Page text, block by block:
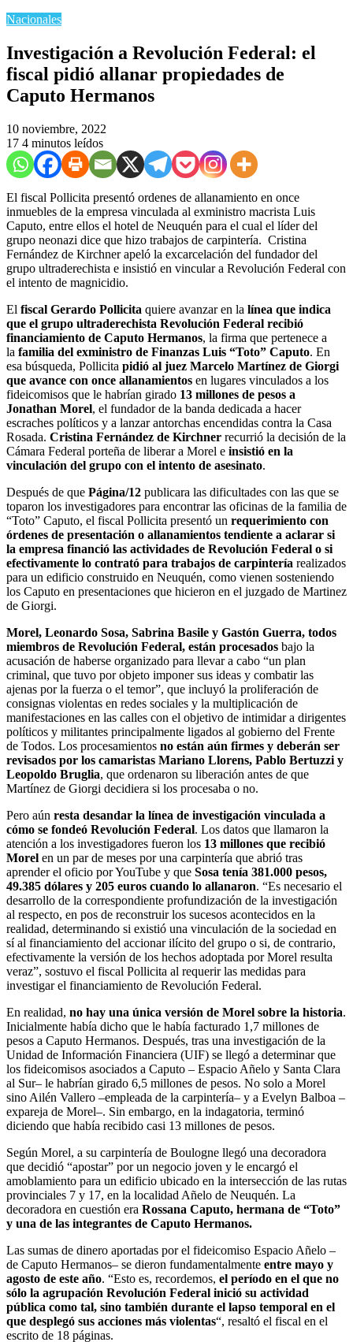
Investigación a Revolución Federal: el
fiscal pidió allanar propiedades de
Caputo Hermanos
10 noviembre, 2022
174 minutos leídos
El fiscal Pollicita presentó ordenes de allanamiento en once
inmuebles de la empresa vinculada al exministro macrista Luis
grupo neonazi dice que hizo trabajos de carpintería. Cristina
Fernández de Kirchner apeló la excarcelación del fundador del
grupo ultraderechista e insistió en vincular a Revolución Federal con
el intento de magnicidio.
Elfiscal Gerardo Pollicitaquiere avanzar en lalínea que indica
que el grupo ultraderechista Revolución Federal recibió
la familia del exministro de Finanzas Luis “Toto” Caputo. En
esa búsqueda, Pollicitapidió al juez Marcelo Martínez de Giorgi
que avance con once allanamientosen lugares vinculados a los
fideicomisos que le habrían girado13 millones de pesos a
Jonathan Morel, el fundador de la banda dedicada a hacer
escraches políticos y a lanzar antorchas encendidas contra la Casa
Rosada.Cristina Fernández de Kirchnerrecurrió la decisión de la
Cámara Federal porteña de liberar a Morel einsistió en la
vinculación del grupo con el intento de asesinato.
Después de que Página/12 publicara las dificultades con las que se
toparon los investigadores para encontrar las oficinas de la familia de
órdenes de presentación o allanamientos tendiente a aclarar si
la empresa financió las actividades de Revolución Federal o si
efectivamente lo contrató para trabajos de carpinteríarealizados
para un edificio construido en Neuquén, como vienen sosteniendo
los Caputo en presentaciones que hicieron en el juzgado de Martinez
de Giorgi.
Morel, Leonardo Sosa, Sabrina Basile y Gastón Guerra, todos
miembros de Revolución Federal, están procesados
criminal, que tuvo por objeto imponer sus ideas y combatir las
ajenas por la fuerza o el temor”, que incluyó la proliferación de
consignas violentas en redes sociales y la multiplicación de
manifestaciones en las calles con el objetivo de intimidar a dirigentes
políticos y militantes principalmente ligados al gobierno del Frente
de Todos. Los procesamientosno están aún firmes y deberán ser
revisados por los camaristas Mariano Llorens, Pablo Bertuzzi y
Leopoldo Bruglia, que ordenaron su liberación antes de que
Martínez de Giorgi decidiera si los procesaba o no.
Pero aúnresta desandar la línea de investigación vinculada a
cómo se fondeó Revolución Federal. Los datos que llamaron la
Morelen un par de meses por una carpintería que abrió tras
aprender el oficio por YouTube y queSosa tenía 381.000 pesos,
49.385 dólares y 205 euros cuando lo allanaron. “Es necesario el
desarrollo de la correspondiente profundización de la investigación
al respecto, en pos de reconstruir los sucesos acontecidos en la
realidad, determinando si existió una vinculación de la sociedad en
sí al financiamiento del accionar ilícito del grupo o si, de contrario,
efectivamente la versión de los hechos adoptada por Morel resulta
veraz”, sostuvo el fiscal Pollicita al requerir las medidas para
investigar el financiamiento de Revolución Federal.
En realidad,no hay una única versión de Morel sobre la historia
Inicialmente había dicho que le había facturado 1,7 millones de
Unidad de Información Financiera (UIF) se llegó a determinar que
los fideicomisos asociados a Caputo – Espacio Añelo y Santa Clara
al Sur– le habrían girado 6,5 millones de pesos. No solo a Morel
sino Ailén Vallero –empleada de la carpintería– y a Evelyn Balboa –
expareja de Morel–. Sin embargo, en la indagatoria, terminó
diciendo que había recibido casi 13 millones de pesos.
Según Morel, a su carpintería de Boulogne llegó una decoradora
que decidió “apostar” por un negocio joven y le encargó el
provinciales 7 y 17, en la localidad Añelo de Neuquén. La
decoradora en cuestión eraRossana Caputo, hermana de “Toto”
y una de las integrantes de Caputo Hermanos.
Las sumas de dinero aportadas por el fideicomiso Espacio Añelo –
de Caputo Hermanos– se dieron fundamentalmente
sólo la agrupación Revolución Federal inició su actividad
pública como tal, sino también durante el lapso temporal en el
que desplegó sus acciones más violentas “, resaltó el fiscal en el
escrito de 18 páginas.
Pollicita solicitó que el edificio ubicado en Neuquén, y señalado por
Morel y por los directores de Caputo Hermanos en sus descargos,